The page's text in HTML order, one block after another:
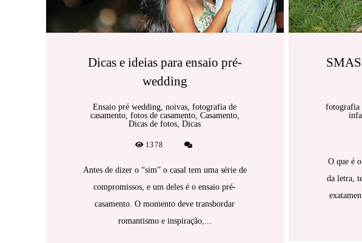
Dicas e ideias para ensaio pré-
wedding
Ensaio pré wedding, noivas, fotografia de
casamento, fotos de casamento, Casamento,
Dicas de fotos, Dicas
1378
Antes de dizer o “sim” o casal tem uma série de
compromissos, e um deles é o ensaio pré-
casamento. O momento deve transbordar
romantismo e inspiração,...
fotografia
O que é
da letra,